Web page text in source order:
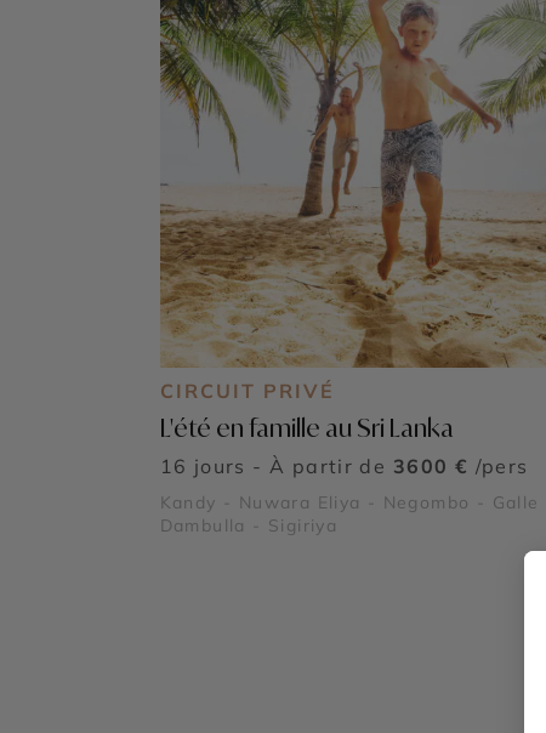
CIRCUIT PRIVÉ
L'été en famille au Sri Lanka
16 jours - À partir de 3600 € /pers
Kandy - Nuwara Eliya - Negombo - Galle -
Dambulla - Sigiriya